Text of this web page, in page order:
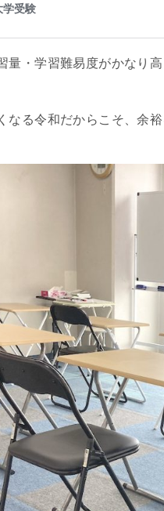
量・学習難易度がかなり高
なる令和だからこそ、余